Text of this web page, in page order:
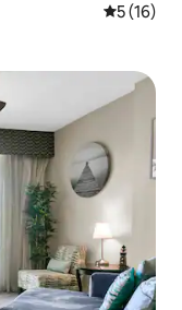
5 ud af 5 i
5 (16)